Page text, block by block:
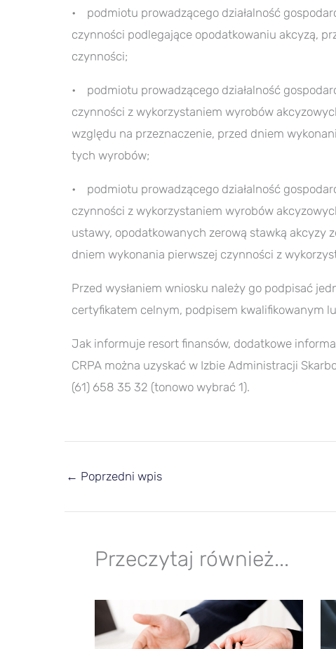
• podmiotu prowadzącego działalność
czynności podlegające opodatkowaniu akcyzą,
czynności;
• podmiotu prowadzącego działalność
czynności z wykorzystaniem wyrobów
względu na przeznaczenie, przed dniem
tych wyrobów;
• podmiotu prowadzącego działalność
czynności z wykorzystaniem wyrobów
ustawy, opodatkowanych zerową stawką akcyzy
dniem wykonania pierwszej czynności z
Przed wysłaniem wniosku należy go podpisać
certyfikatem celnym, podpisem kwalifikowanym
Jak informuje resort finansów, dodatkowe
CRPA można uzyskać w Izbie Administracji
(61) 658 35 32 (tonowo wybrać 1).
← Poprzedni wpis
Przeczytaj również...